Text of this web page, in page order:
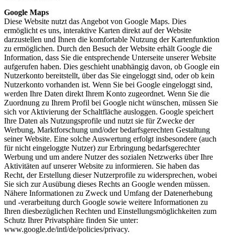
Google Maps
Diese Website nutzt das Angebot von Google Maps. Dies
ermöglicht es uns, interaktive Karten direkt auf der Website
darzustellen und Ihnen die komfortable Nutzung der Kartenfunktion
zu ermöglichen. Durch den Besuch der Website erhält Google die
Information, dass Sie die entsprechende Unterseite unserer Website
aufgerufen haben. Dies geschieht unabhängig davon, ob Google ein
Nutzerkonto bereitstellt, über das Sie eingeloggt sind, oder ob kein
Nutzerkonto vorhanden ist. Wenn Sie bei Google eingeloggt sind,
werden Ihre Daten direkt Ihrem Konto zugeordnet. Wenn Sie die
Zuordnung zu Ihrem Profil bei Google nicht wünschen, müssen Sie
sich vor Aktivierung der Schaltfläche ausloggen. Google speichert
Ihre Daten als Nutzungsprofile und nutzt sie für Zwecke der
Werbung, Marktforschung und/oder bedarfsgerechten Gestaltung
seiner Website. Eine solche Auswertung erfolgt insbesondere (auch
für nicht eingeloggte Nutzer) zur Erbringung bedarfsgerechter
Werbung und um andere Nutzer des sozialen Netzwerks über Ihre
Aktivitäten auf unserer Website zu informieren. Sie haben das
Recht, der Erstellung dieser Nutzerprofile zu widersprechen, wobei
Sie sich zur Ausübung dieses Rechts an Google wenden müssen.
Nähere Informationen zu Zweck und Umfang der Datenerhebung
und -verarbeitung durch Google sowie weitere Informationen zu
Ihren diesbezüglichen Rechten und Einstellungsmöglichkeiten zum
Schutz Ihrer Privatsphäre finden Sie unter:
www.google.de/intl/de/policies/privacy.